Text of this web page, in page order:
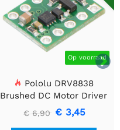

Op voorraad
Pololu DRV8838
Brushed DC Motor Driver
€ 6,90 € 3,45